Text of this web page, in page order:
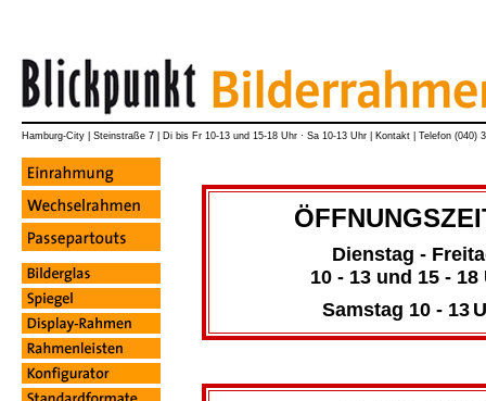
Hamburg-City Steinstraße 7 Di bis Fr 10-13 und 15-18 Uhr · Sa 10-13 Uhr Kontakt Telefon (040)
Dienstag -
10 - 13 und 15 - 18
Samstag 10 - 13